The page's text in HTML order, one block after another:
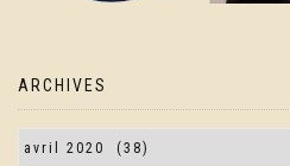
ARCHIVES